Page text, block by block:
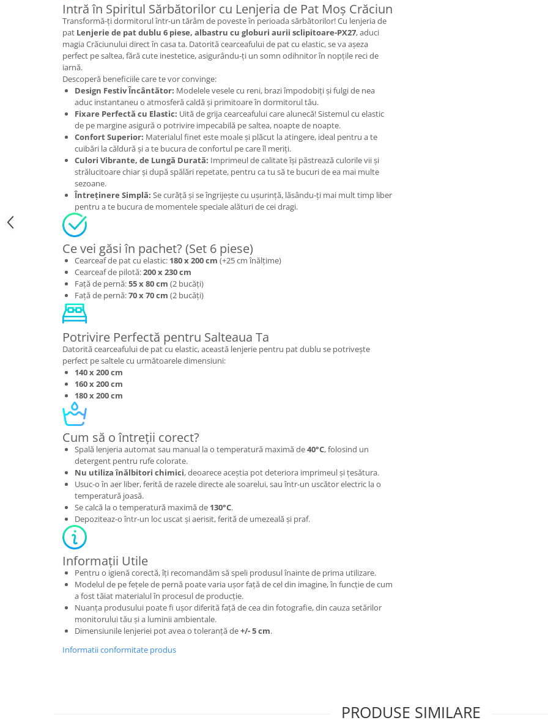
Intră în Spiritul Sărbătorilor cu Lenjeria de Pat Moș Crăciun
Transformă-ți dormitorul într-un tărâm de poveste în perioada sărbătorilor! Cu lenjeria de
pat Lenjerie de pat dublu 6 piese, albastru cu globuri aurii sclipitoare-PX27, aduci
magia Crăciunului direct în casa ta. Datorită cearceafului de pat cu elastic, se va așeza
perfect pe saltea, fără cute inestetice, asigurându-ți un somn odihnitor în nopțile reci de
iarnă.
Descoperă beneficiile care te vor convinge:
Design Festiv Încântător: Modelele vesele cu reni, brazi împodobiți și fulgi de nea
aduc instantaneu o atmosferă caldă și primitoare în dormitorul tău.
Fixare Perfectă cu Elastic: Uită de grija cearceafului care alunecă! Sistemul cu elastic
de pe margine asigură o potrivire impecabilă pe saltea, noapte de noapte.
Confort Superior: Materialul finet este moale și plăcut la atingere, ideal pentru a te
cuibări la căldură și a te bucura de confortul pe care îl meriți.
Culori Vibrante, de Lungă Durată: Imprimeul de calitate își păstrează culorile vii și
strălucitoare chiar și după spălări repetate, pentru ca tu să te bucuri de ea mai multe
sezoane.
Întreținere Simplă: Se curăță și se îngrijește cu ușurință, lăsându-ți mai mult timp liber
pentru a te bucura de momentele speciale alături de cei dragi.
Ce vei găsi în pachet? (Set 6 piese)
Cearceaf de pat cu elastic: 180 x 200 cm (+25 cm înălțime)
Cearceaf de pilotă:200 x 230 cm
Față de pernă:55 x 80 cm (2 bucăți)
Față de pernă:70 x 70 cm (2 bucăți)
Potrivire Perfectă pentru Salteaua Ta
Datorită cearceafului de pat cu elastic, această lenjerie pentru pat dublu se potrivește
perfect pe saltele cu următoarele dimensiuni:
140 x 200 cm
160 x 200 cm
180 x 200 cm
Cum să o întreții corect?
Spală lenjeria automat sau manual la o temperatură maximă de40°C, folosind un
detergent pentru rufe colorate.
Nu utiliza înălbitori chimici, deoarece aceștia pot deteriora imprimeul și țesătura.
Usuc-o în aer liber, ferită de razele directe ale soarelui, sau într-un uscător electric la o
temperatură joasă.
Se calcă la o temperatură maximă de 130°C.
Depoziteaz-o într-un loc uscat și aerisit, ferită de umezeală și praf.
Informații Utile
Pentru o igienă corectă, îți recomandăm să speli produsul înainte de prima utilizare.
Modelul de pe fețele de pernă poate varia ușor față de cel din imagine, în funcție de cum
a fost tăiat materialul în procesul de producție.
Nuanța produsului poate fi ușor diferită față de cea din fotografie, din cauza setărilor
monitorului tău și a luminii ambientale.
Dimensiunile lenjeriei pot avea o toleranță de+/- 5 cm.
Informatii conformitate produs
PRODUSE SIMILARE